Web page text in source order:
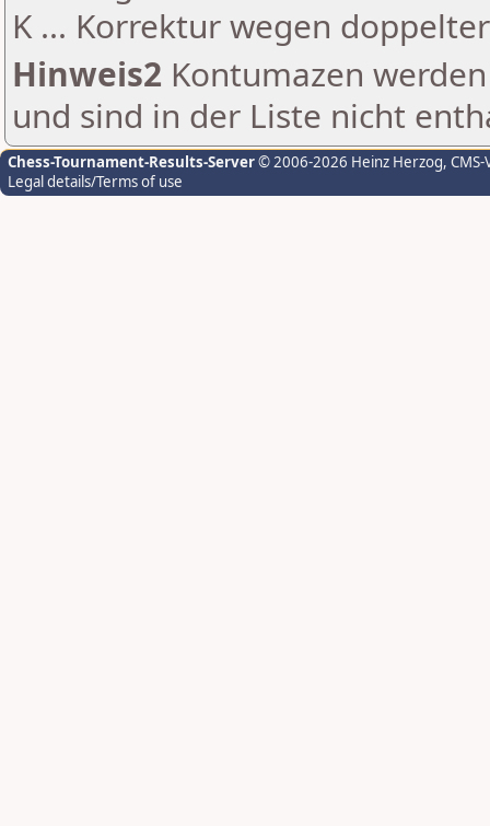
K ... Korrektur wegen
Hinweis2 Kontumazen
und sind in der Liste nicht
Chess-Tournament-Results-Server© 2006-2026 Heinz Herzog,
Legal details/Terms of use